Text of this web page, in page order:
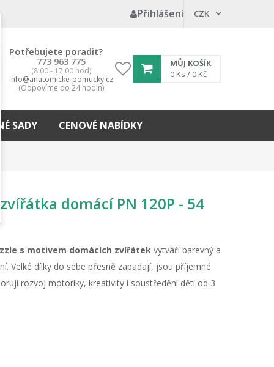
Přihlášení CZK
Potřebujete poradit?
773 963 775
(8:00 - 17:00 hod)
info@anatomicke-pomucky.cz
(Odpovíme do 24 hodin)
My
wishlist
MŮJ KOŠÍK
0 Ks / 0 Kč
SADY CENOVÉ NABÍDKY
domácí PN 120P - 54
s motivem domácích zvířátek vytváří barevný a
Velké dílky do sebe přesně zapadají, jsou příjemné
rozvoj motoriky, kreativity i soustředění dětí od 3